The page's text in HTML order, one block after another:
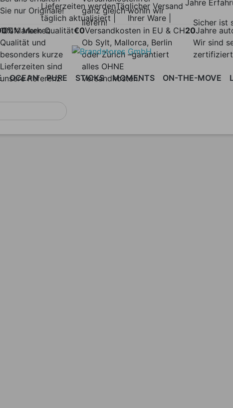
Lieferzeiten werden
täglich aktualisiert |
Täglicher Versand
Ihrer Ware |
Marken Qualität
Sie nur Originale!
100% Marken
Qualität und
besonders kurze
Lieferzeiten sind
unsere Referenz
€0Versandkosten in EU & CH
ganz gleich wohin wir
liefern!
Ob Sylt, Mallorca, Berlin
oder Zürich –garantiert
alles OHNE
Versandkosten.
20Jahre
Jahre
Sicher ist
Wir sind
OCEAN PURE STICKS MOMENTS ON-THE-MOVE